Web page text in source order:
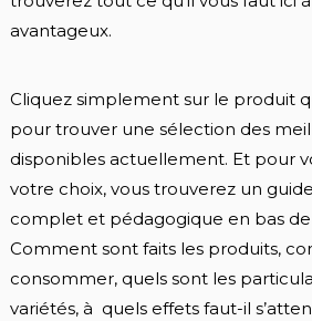
avantageux.
Cliquez simplement sur le produit
pour trouver une sélection des
disponibles actuellement. Et pour
votre choix, vous trouverez un
complet et pédagogique en bas
Comment sont faits les produits,
consommer, quels sont les
variétés, à quels effets faut-il